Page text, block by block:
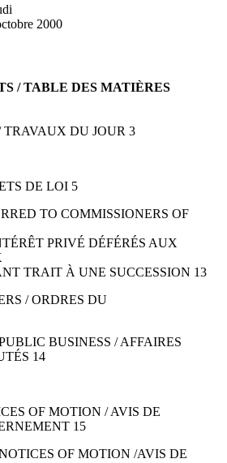
2000
/ TABLE DES MATIÈRES
TRAVAUX DU JOUR 3
DE LOI 5
TO COMMISSIONERS OF
PRIVÉ DÉFÉRÉS AUX
TRAIT À UNE SUCCESSION 13
/ ORDRES DU
BUSINESS / AFFAIRES
14
OF MOTION / AVIS DE
15
OF MOTION /AVIS DE